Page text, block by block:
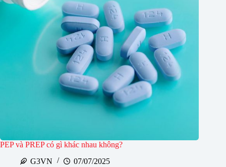
PEP và PREP có gì khác nhau không?
G3VN
07/07/2025